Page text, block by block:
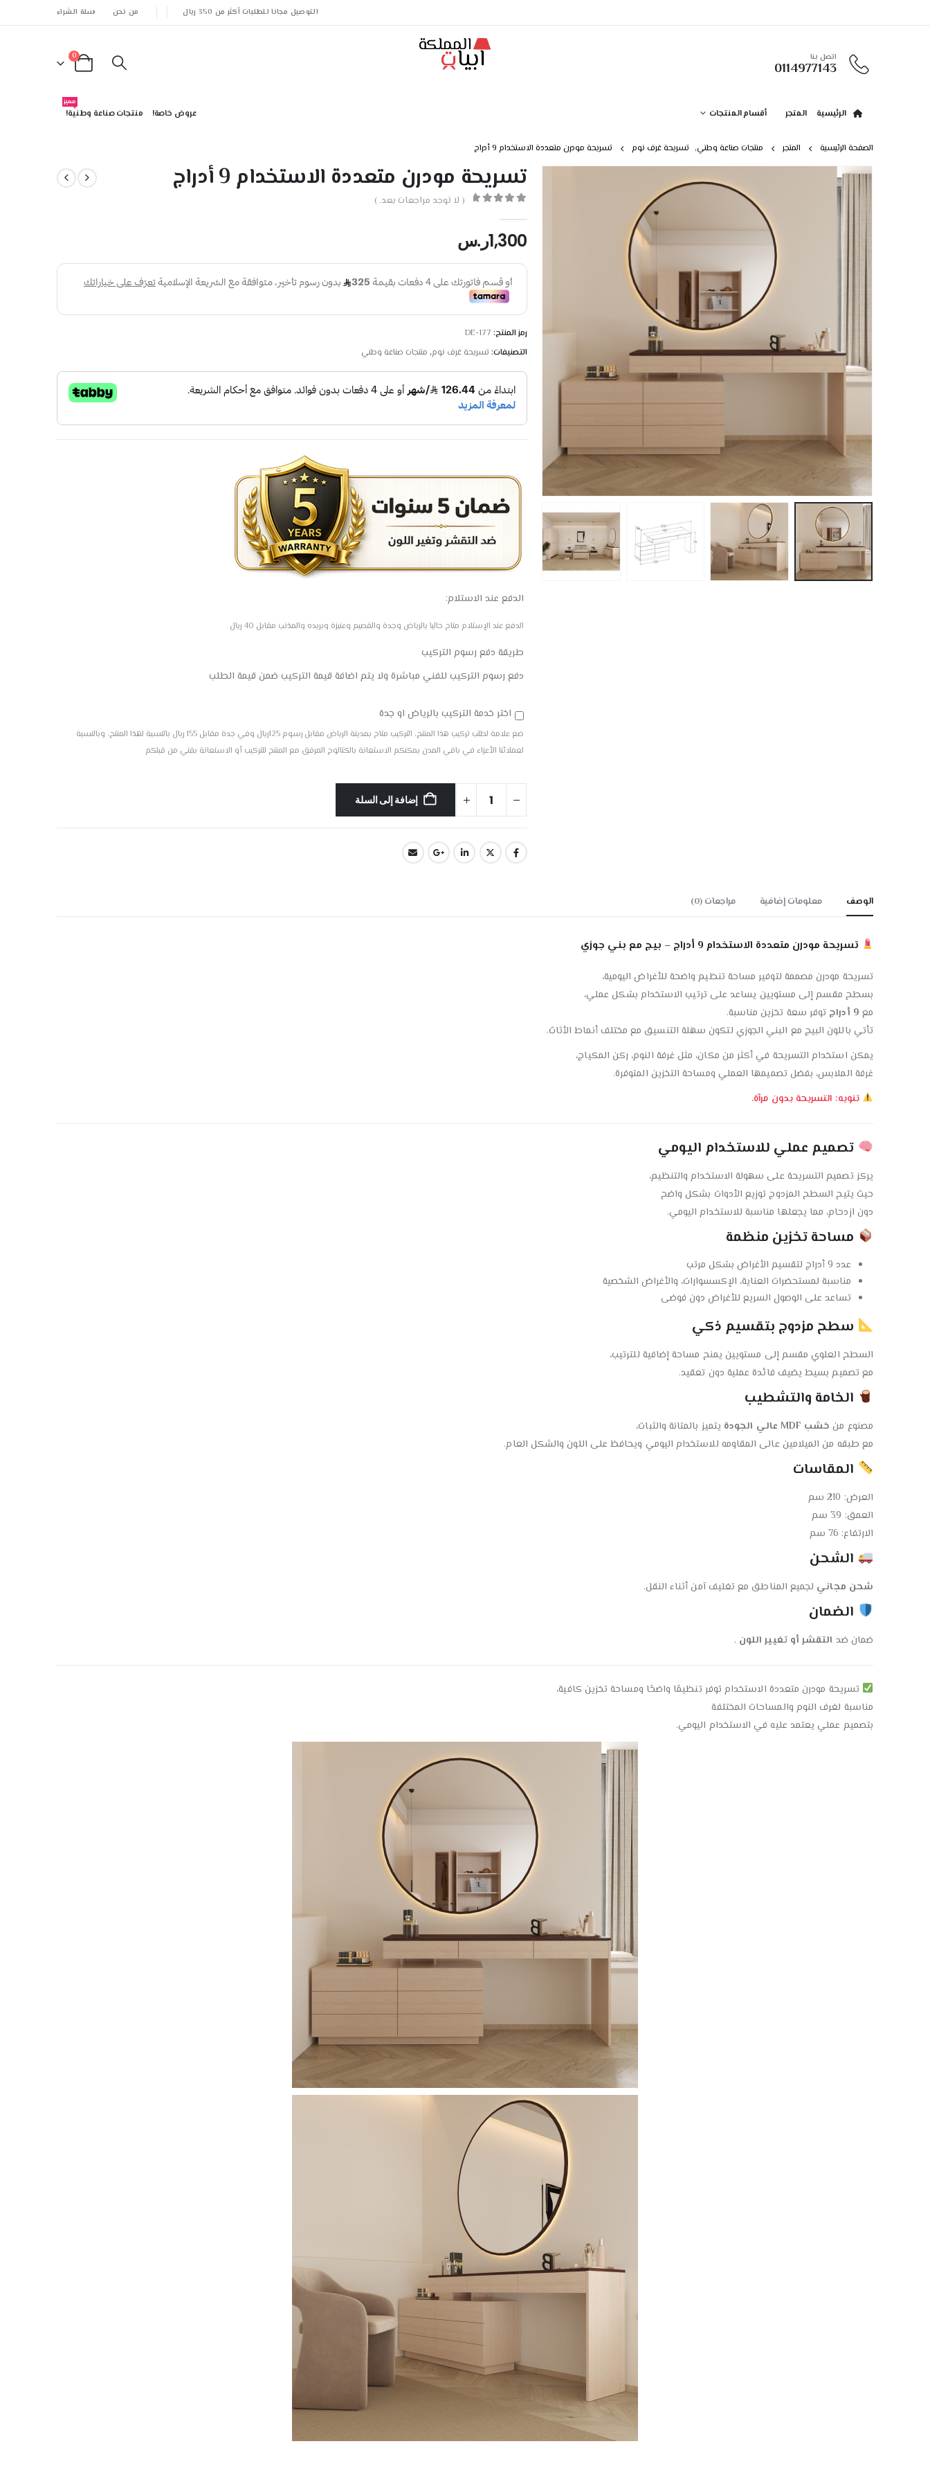
التوصيل مجانا للطلبات أكثر من 350 ريال من نحن سلة الشراء
اتصل بنا
0114977143
0
الرئيسية المتجر أقسام المنتجات عروض خاصة! منتجات صناعة وطنية!
مميز
الصفحة الرئيسية المتجر منتجات صناعة وطني, تسريحة غرف نوم تسريحة مودرن متعددة الاستخدام 9 أدراج
تسريحة مودرن متعددة الاستخدام 9 أدراج
( لا توجد مراجعات بعد. )
1,300ر.س
رمز المنتج: DE-177
التصنيفات: تسريحة غرف نوم, منتجات صناعة وطني
الدفع عند الاستلام:
الدفع عند الإستلام متاح حاليا بالرياض وجدة والقصيم وعنيزة وبريده والمذنب مقابل 40 ريال
طريقة دفع رسوم التركيب
دفع رسوم التركيب للفني مباشرة ولا يتم اضافة قيمة التركيب ضمن قيمة الطلب
اختر خدمة التركيب بالرياض او جدة
ضع علامة لطلب تركيب هذا المنتج، التركيب متاح بمدينة الرياض مقابل رسوم 125ريال وفي جدة مقابل 155 ريال بالنسبة لهذا المنتج، وبالنسبة
لعملائنا الأعزاء في باقي المدن يمكنكم الاستعانة بالكتالوج المرفق مع المنتج للتركيب أو الاستعانة بفني من قبلكم
إضافة إلى السلة
الوصف معلومات إضافية مراجعات (0)
تسريحة مودرن متعددة الاستخدام 9 أدراج – بيج مع بني جوزي
تسريحة مودرن مصممة لتوفير مساحة تنظيم واضحة للأغراض اليومية،
بسطح مقسم إلى مستويين يساعد على ترتيب الاستخدام بشكل عملي،
مع 9 أدراج
توفر سعة تخزين مناسبة.
تأتي باللون البيج مع البني الجوزي لتكون سهلة التنسيق مع مختلف أنماط الأثاث.
يمكن استخدام التسريحة في أكثر من مكان، مثل غرفة النوم، ركن المكياج،
غرفة الملابس، بفضل تصميمها العملي ومساحة التخزين المتوفرة.
تنويه: التسريحة بدون مرآة.
تصميم عملي للاستخدام اليومي
يركز تصميم التسريحة على سهولة الاستخدام والتنظيم،
حيث يتيح السطح المزدوج توزيع الأدوات بشكل واضح
دون ازدحام، مما يجعلها مناسبة للاستخدام اليومي.
مساحة تخزين منظمة
عدد 9 أدراج لتقسيم الأغراض بشكل مرتب
مناسبة لمستحضرات العناية، الإكسسوارات، والأغراض الشخصية
تساعد على الوصول السريع للأغراض دون فوضى
سطح مزدوج بتقسيم ذكي
السطح العلوي مقسم إلى مستويين يمنح مساحة إضافية للترتيب،
مع تصميم بسيط يضيف فائدة عملية دون تعقيد.
الخامة والتشطيب
مصنوع من خشب MDF عالي الجودة
يتميز بالمتانة والثبات،
مع طبقه من الميلامين عالى المقاومه للاستخدام اليومي ويحافظ على اللون والشكل العام.
المقاسات
العرض: 210 سم
العمق: 39 سم
الارتفاع: 76 سم
الشحن
شحن مجاني لجميع المناطق مع تغليف آمن أثناء النقل.
الضمان
ضمان ضد التقشر أو تغيير اللون .
تسريحة مودرن متعددة الاستخدام توفر تنظيمًا واضحًا ومساحة تخزين كافية،
مناسبة لغرف النوم والمساحات المختلفة
بتصميم عملي يعتمد عليه في الاستخدام اليومي.